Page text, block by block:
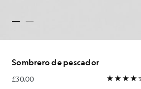
Sombrero de pescador
£30.00
£30.00